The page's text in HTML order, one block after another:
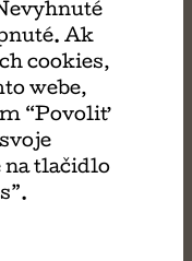
TIEŽ
Ak
cookies,
webe,
“Povoliť
na tlačidlo